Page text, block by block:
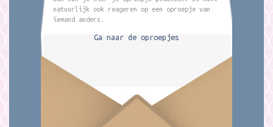
natuurlijk ook reageren op een oproepje van
iemand anders.
Ga naar de oproepjes